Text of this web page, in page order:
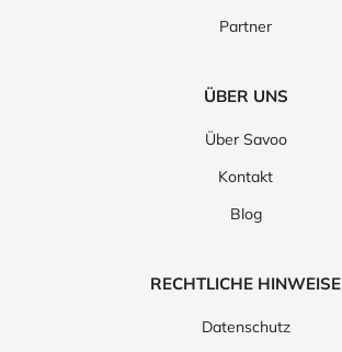
Partner
ÜBER UNS
Über Savoo
Kontakt
Blog
RECHTLICHE HINWEISE
Datenschutz